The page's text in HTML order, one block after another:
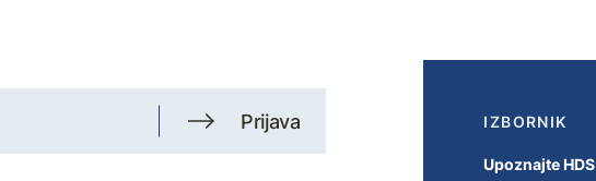
Prijava IZBORNIK
Upoznajte HDS